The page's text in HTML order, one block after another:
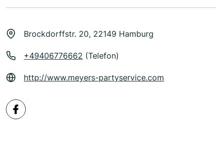
Brockdorffstr. 20, 22149 Hamburg
+49406776662 (Telefon)
http://www.meyers-partyservice.com